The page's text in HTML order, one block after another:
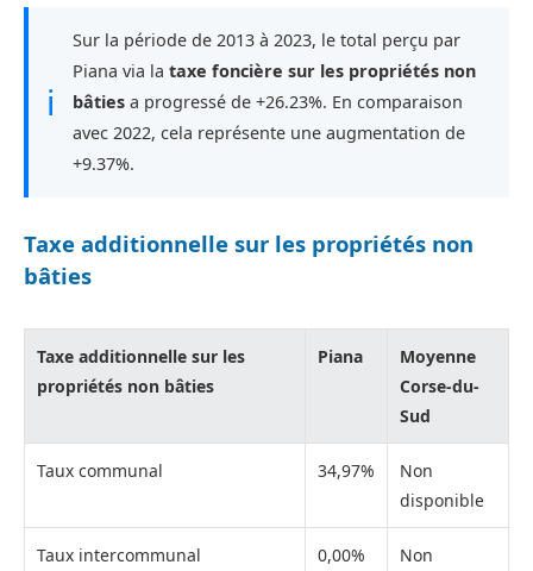
ℹ
Sur la période de 2013 à 2023, le total perçu par
Piana via la taxe foncière sur les propriétés non
bâties a progressé de +26.23%. En comparaison
avec 2022, cela représente une augmentation de
+9.37%.
Taxe additionnelle sur les propriétés non
bâties
Taxe additionnelle sur les
propriétés non bâties
Piana
Moyenne
Corse-du-
Sud
Taux communal 34,97%
Non
disponible
Taux intercommunal 0,00%
Non